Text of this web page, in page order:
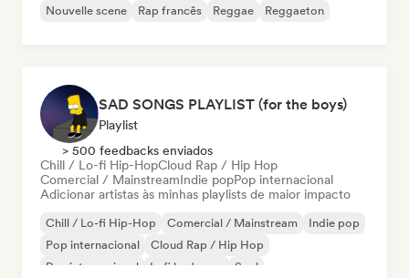
Nouvelle scene
Rap francês Reggae Reggaeton
SAD SONGS PLAYLIST (for the boys)
Playlist
> 500 feedbacks enviados
Chill / Lo-fi Hip-HopCloud Rap / Hip Hop
Comercial / MainstreamIndie popPop internacional
Adicionar artistas às minhas playlists de maior impacto
Chill / Lo-fi Hip-Hop Comercial / Mainstream
Indie pop
Pop internacional
Cloud Rap / Hip Hop
Rap internacional
Lofi bedroom Soul